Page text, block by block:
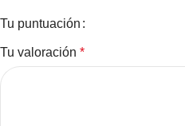
Tu puntuación
Tu valoración *